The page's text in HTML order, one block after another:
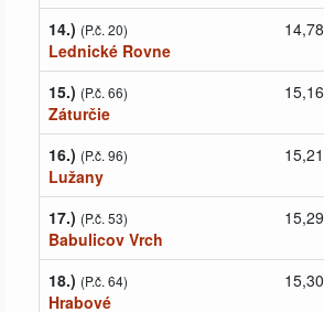
14.) (P.č. 20)
Lednické Rovne
14,78
15.) (P.č. 66)
Záturčie
15,16
16.) (P.č. 96)
Lužany
15,21
17.) (P.č. 53)
Babulicov Vrch
15,29
18.) (P.č. 64)
Hrabové
15,30